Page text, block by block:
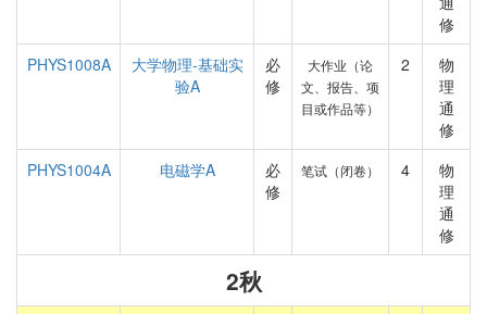
修
PHYS1008A
大学物理-基础实
验A
必
修
大作业（论
文、报告、项
目或作品等）
2
物
理
通
修
PHYS1004A
电磁学A
必
修
笔试（闭卷） 4
物
理
通
修
2秋